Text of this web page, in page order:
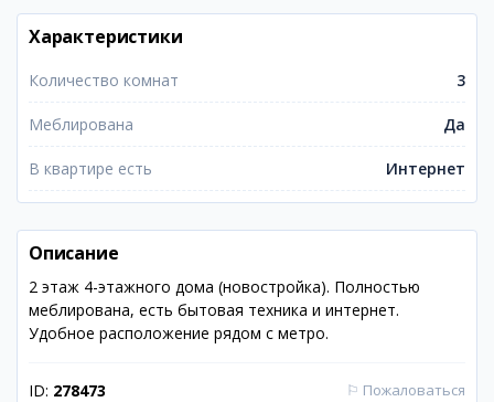
Характеристики
Количество комнат 3
Меблирована Да
В квартире есть Интернет
Описание
2 этаж 4-этажного дома (новостройка). Полностью
меблирована, есть бытовая техника и интернет.
Удобное расположение рядом с метро.
ID: 278473 ⚐ Пожаловаться